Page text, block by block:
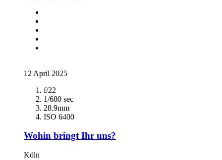
12 April 2025
f/22
1/680 sec
28.9mm
ISO 6400
Wohin bringt Ihr uns?
Köln